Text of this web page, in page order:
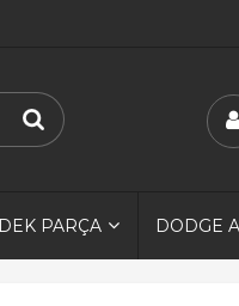
PARÇA DODGE